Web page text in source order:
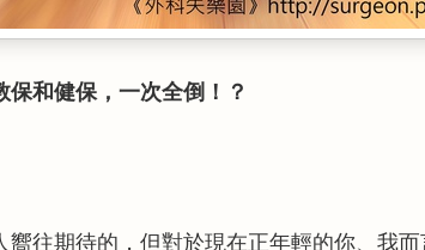
和健保，一次全倒！？
嚮往期待的，但對於現在正年輕的你、我